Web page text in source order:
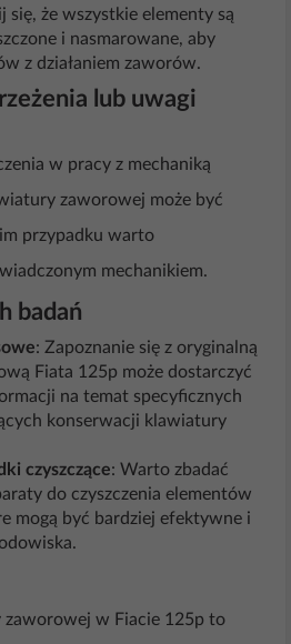
się, że wszystkie elementy są
i nasmarowane, aby
z działaniem zaworów.
lub uwagi
w pracy z mechaniką
zaworowej może być
przypadku warto
mechanikiem.
badań
: Zapoznanie się z oryginalną
Fiata 125p może dostarczyć
na temat specyficznych
konserwacji klawiatury
czyszczące: Warto zbadać
do czyszczenia elementów
mogą być bardziej efektywne i
zaworowej w Fiacie 125p to